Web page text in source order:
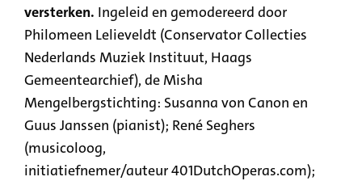
versterken. Ingeleid en gemodereerd door
Philomeen Lelieveldt (Conservator Collecties
Nederlands Muziek Instituut, Haags
Gemeentearchief), de Misha
Mengelbergstichting: Susanna von Canon en
Guus Janssen (pianist); René Seghers
(musicoloog,
initiatiefnemer/auteur401DutchOperas.com);